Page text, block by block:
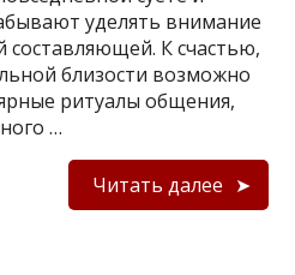
уделять внимание
К счастью,
близости возможно
ритуалы общения,
…
Читать далее